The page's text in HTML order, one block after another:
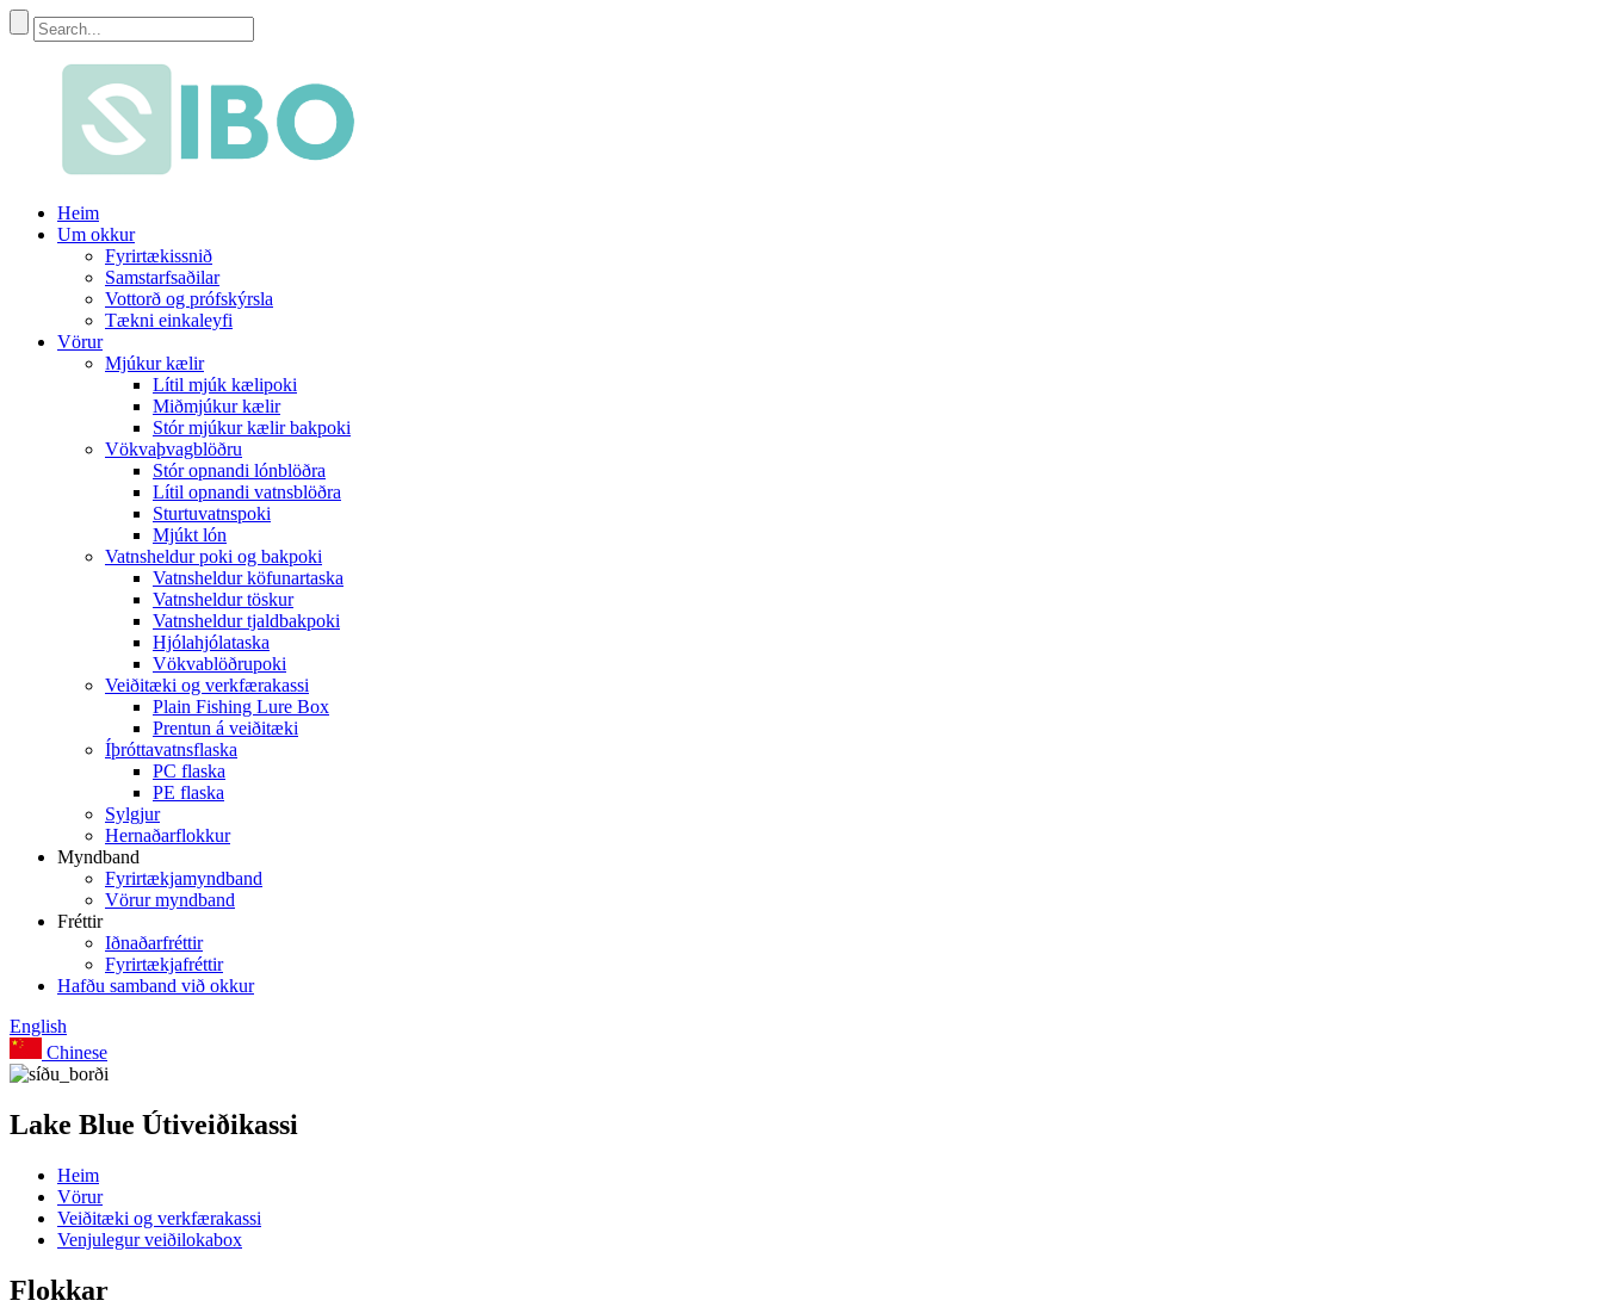
Heim
Um okkur
Fyrirtækissnið
Samstarfsaðilar
Vottorð og prófskýrsla
Tækni einkaleyfi
Vörur
Mjúkur kælir
Lítil mjúk kælipoki
Miðmjúkur kælir
Stór mjúkur kælir bakpoki
Vökvaþvagblöðru
Stór opnandi lónblöðra
Lítil opnandi vatnsblöðra
Sturtuvatnspoki
Mjúkt lón
Vatnsheldur poki og bakpoki
Vatnsheldur köfunartaska
Vatnsheldur töskur
Vatnsheldur tjaldbakpoki
Hjólahjólataska
Vökvablöðrupoki
Veiðitæki og verkfærakassi
Plain Fishing Lure Box
Prentun á veiðitæki
Íþróttavatnsflaska
PC flaska
PE flaska
Sylgjur
Hernaðarflokkur
Myndband
Fyrirtækjamyndband
Vörur myndband
Fréttir
Iðnaðarfréttir
Fyrirtækjafréttir
Hafðu samband við okkur
English
Chinese
Lake Blue Útiveiðikassi
Heim
Vörur
Veiðitæki og verkfærakassi
Venjulegur veiðilokabox
Flokkar